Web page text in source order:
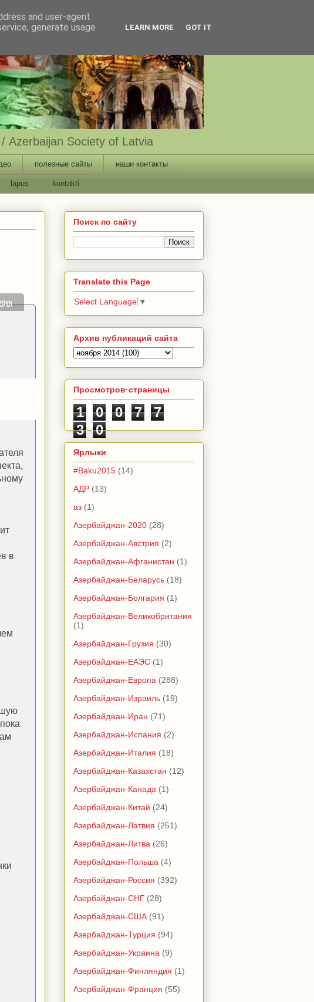
Azerbaijan Society of Latvia
полезные сайты наши контакты
lapus kontakti
в
Поиск по сайту
Translate this Page
Select Language ▼
Архив публикаций сайта
Просмотров·страницы
1 0 0 7
7
3
0
Ярлыки
#Baku2015 (14)
АДР (13)
аз (1)
Азербайджан-2020 (28)
Азербайджан-Австрия (2)
Азербайджан-Афганистан (1)
Азербайджан-Беларусь (18)
Азербайджан-Болгария (1)
Азербайджан-Великобритания
(1)
Азербайджан-Грузия (30)
Азербайджан-ЕАЭС (1)
Азербайджан-Европа (288)
Азербайджан-Израиль (19)
Азербайджан-Иран (71)
Азербайджан-Испания (2)
Азербайджан-Италия (18)
Азербайджан-Казахстан (12)
Азербайджан-Канада (1)
Азербайджан-Китай (24)
Азербайджан-Латвия (251)
Азербайджан-Литва (26)
Азербайджан-Польша (4)
Азербайджан-Россия (392)
Азербайджан-СНГ (28)
Азербайджан-США (91)
Азербайджан-Турция (94)
Азербайджан-Украина (9)
Азербайджан-Финляндия (1)
Азербайджан-Франция (55)
and user-agent
generate usage
LEARN MORE GOT IT